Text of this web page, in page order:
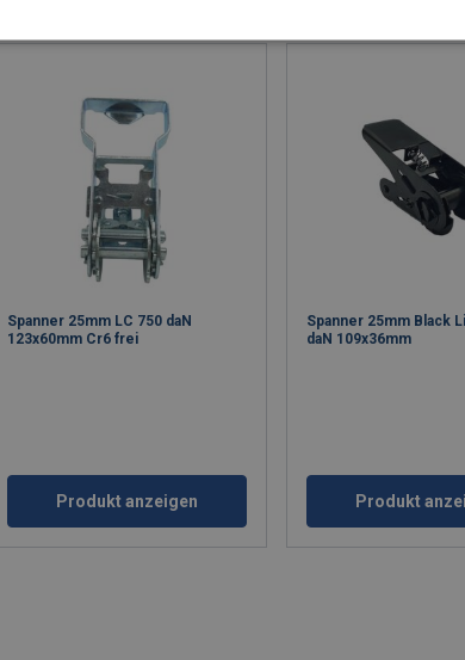
Spanner 25mm LC 750 daN
123x60mm Cr6 frei
Produkt anzeigen
Spanner 25mm Black
daN 109x36mm
Produkt